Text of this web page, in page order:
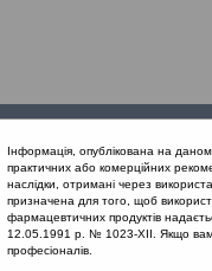
документи
Раціональне лікування
Інформація, опублікована на
практичних або комерційних
наслідки, отримані через
призначена для того, щоб
фармацевтичних продуктів
12.05.1991 р. № 1023-XII. Якщо вам
професіоналів.